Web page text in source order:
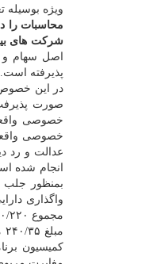
ویژه بوسیله
محاسبات را
شرکت های
اصل سهام و
پذیرفته است.
عدالت و رد
انجام شده
مجموع ۰۳۰/۲۲۰ میلیارد ریال اموال مازاد توسط بانکهای دولتی و خصوصی شده واگذار شده است. همین طور در فروردین ماه سال جاری نیز
کمیسیون